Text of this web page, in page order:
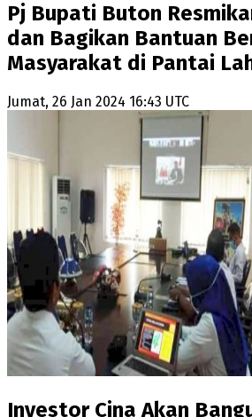
Pj Bupati Buton
dan Bagikan Bantuan
Masyarakat di Pantai
Jumat, 26 Jan 2024 16:43 UTC
Investor Cina Akan